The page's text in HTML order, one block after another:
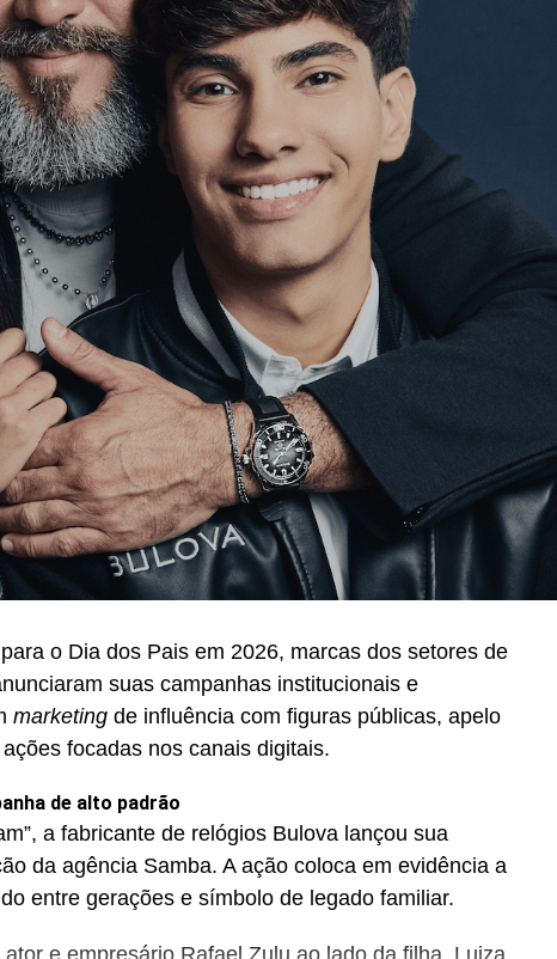
o Dia dos Pais em 2026, marcas dos setores de
suas campanhas institucionais e
marketing de influência com figuras públicas, apelo
focadas nos canais digitais.
de alto padrão
a fabricante de relógios Bulova lançou sua
da agência Samba. A ação coloca em evidência a
entre gerações e símbolo de legado familiar.
e empresário Rafael Zulu ao lado da filha, Luiza